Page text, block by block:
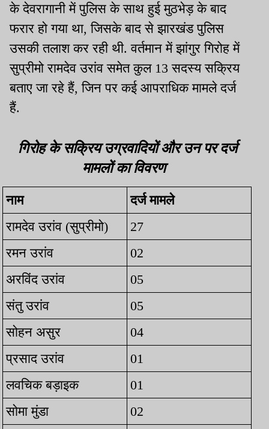
के देवरागानी में पुलिस के साथ हुई मुठभेड़ के बाद
फरार हो गया था, जिसके बाद से झारखंड पुलिस
उसकी तलाश कर रही थी. वर्तमान में झांगुर गिरोह में
सुप्रीमो रामदेव उरांव समेत कुल 13 सदस्य सक्रिय
बताए जा रहे हैं, जिन पर कई आपराधिक मामले दर्ज
हैं.
गिरोह के सक्रिय उग्रवादियों और उन पर दर्ज
मामलों का विवरण
नाम
दर्ज मामले
रामदेव उरांव (सुप्रीमो)
27
रमन उरांव
02
अरविंद उरांव
05
संतु उरांव
05
सोहन असुर
04
प्रसाद उरांव
01
लवचिक बड़ाइक
01
सोमा मुंडा
02